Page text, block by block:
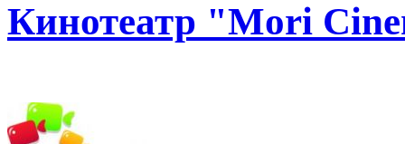
Кинотеатр "Mori